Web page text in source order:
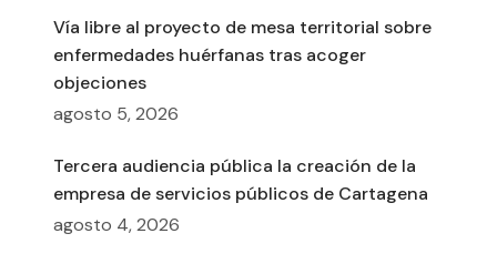
Vía libre al proyecto de mesa territorial sobre
enfermedades huérfanas tras acoger
objeciones
agosto 5, 2026
Tercera audiencia pública la creación de la
empresa de servicios públicos de Cartagena
agosto 4, 2026